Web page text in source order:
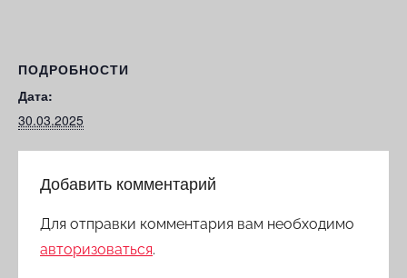
ПОДРОБНОСТИ
Дата:
30.03.2025
Добавить комментарий
Для отправки комментария вам необходимо
авторизоваться.